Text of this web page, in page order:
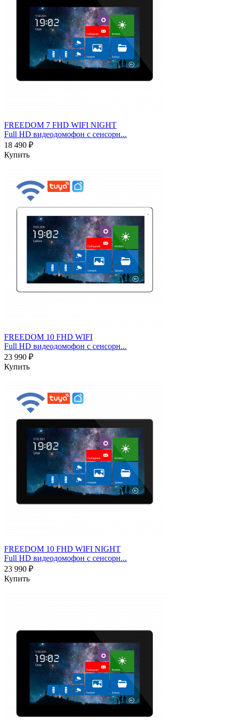
FREEDOM 7 FHD WIFI NIGHT
Full HD видеодомофон с сенсорн...
18 490 ₽
Купить
FREEDOM 10 FHD WIFI
Full HD видеодомофон с сенсорн...
23 990 ₽
Купить
FREEDOM 10 FHD WIFI NIGHT
Full HD видеодомофон с сенсорн...
23 990 ₽
Купить